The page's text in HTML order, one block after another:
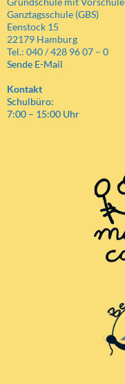
Ganztagsschule (GBS)
Eenstock 15
22179 Hamburg
Tel.: 040 / 428 96 07 – 0
Sende E-Mail
Kontakt
Schulbüro:
7:00 – 15:00 Uhr